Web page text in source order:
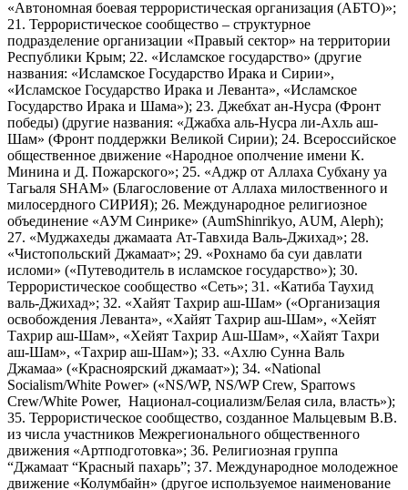
«Автономная боевая террористическая организация (АБТО)»;
21. Террористическое сообщество – структурное
подразделение организации «Правый сектор» на территории
Республики Крым; 22. «Исламское государство» (другие
названия: «Исламское Государство Ирака и Сирии»,
«Исламское Государство Ирака и Леванта», «Исламское
Государство Ирака и Шама»); 23. Джебхат ан-Нусра (Фронт
победы) (другие названия: «Джабха аль-Нусра ли-Ахль аш-
Шам» (Фронт поддержки Великой Сирии); 24. Всероссийское
общественное движение «Народное ополчение имени К.
Минина и Д. Пожарского»; 25. «Аджр от Аллаха Субхану уа
Тагьаля SHAM» (Благословение от Аллаха милоственного и
милосердного СИРИЯ); 26. Международное религиозное
объединение «АУМ Синрике» (AumShinrikyo, AUM, Aleph);
27. «Муджахеды джамаата Ат-Тавхида Валь-Джихад»; 28.
«Чистопольский Джамаат»; 29. «Рохнамо ба суи давлати
исломи» («Путеводитель в исламское государство»); 30.
Террористическое сообщество «Сеть»; 31. «Катиба Таухид
валь-Джихад»; 32. «Хайят Тахрир аш-Шам» («Организация
освобождения Леванта», «Хайят Тахрир аш-Шам», «Хейят
Тахрир аш-Шам», «Хейят Тахрир Аш-Шам», «Хайят Тахри
аш-Шам», «Тахрир аш-Шам»); 33. «Ахлю Сунна Валь
Джамаа» («Красноярский джамаат»); 34. «National
Socialism/White Power» («NS/WP, NS/WP Crew, Sparrows
Crew/White Power, Национал-социализм/Белая сила, власть»);
35. Террористическое сообщество, созданное Мальцевым В.В.
из числа участников Межрегионального общественного
движения «Артподготовка»; 36. Религиозная группа
“Джамаат “Красный пахарь”; 37. Международное молодежное
движение «Колумбайн» (другое используемое наименование